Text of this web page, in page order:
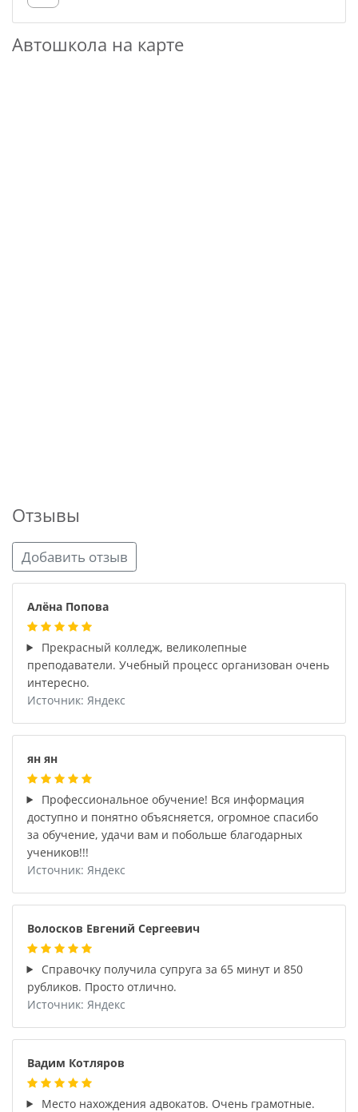
Автошкола на карте
Отзывы
Добавить отзыв
Алёна Попова
Прекрасный колледж, великолепные
преподаватели. Учебный процесс организован очень
интересно.
Источник: Яндекс
ян ян
Профессиональное обучение! Вся информация
доступно и понятно объясняется, огромное спасибо
за обучение, удачи вам и побольше благодарных
учеников!!!
Источник: Яндекс
Волосков Евгений Сергеевич
Справочку получила супруга за 65 минут и 850
рубликов. Просто отлично.
Источник: Яндекс
Вадим Котляров
Место нахождения адвокатов. Очень грамотные.